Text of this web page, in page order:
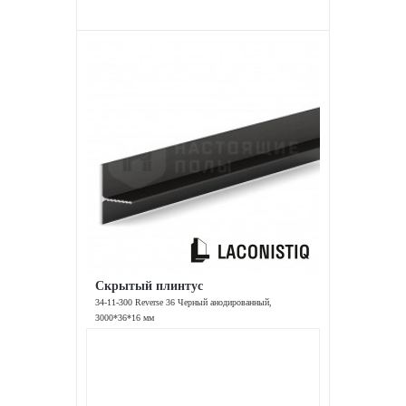
Скрытый плинтус
34-11-300 Reverse 36 Черный анодированный,
3000*36*16 мм